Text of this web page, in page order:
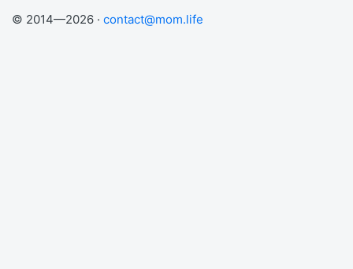
© 2014—2026 · contact@mom.life